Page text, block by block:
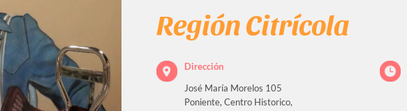
Región Citrícola
Dirección
José María Morelos 105
Poniente, Centro Historico,